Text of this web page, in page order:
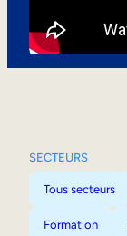
SECTEURS
Tous secteurs
Formation